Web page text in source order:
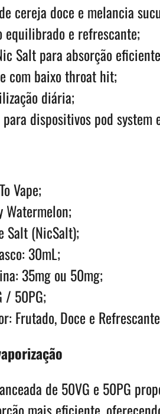
cereja doce e melancia
e refrescante;
Salt para absorção
com baixo throat hit;
diária;
dispositivos pod system
Vape;
Watermelon;
Salt (NicSalt);
30mL;
35mg ou 50mg;
/ 50PG;
Frutado, Doce e
de 50VG e 50PG